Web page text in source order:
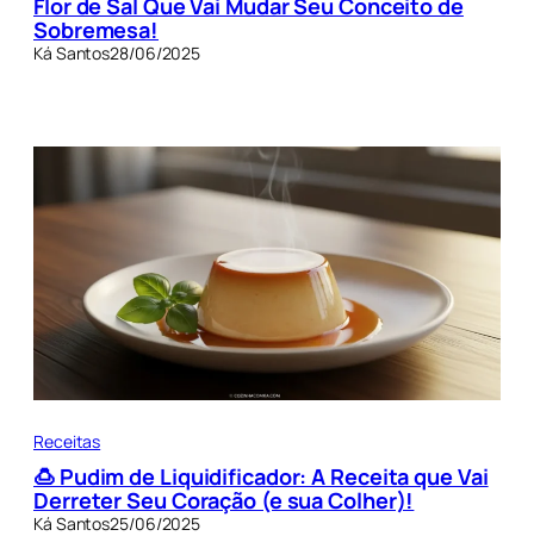
Flor de Sal Que Vai Mudar Seu Conceito de
Sobremesa!
Ká Santos28/06/2025
Receitas
🍮 Pudim de Liquidificador: A Receita que Vai
Derreter Seu Coração (e sua Colher)!
Ká Santos25/06/2025